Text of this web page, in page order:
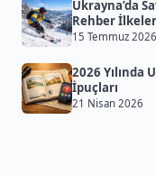
Ukrayna’da
Rehber İlkeler
15 Temmuz 2026
2026 Yılında
İpuçları
21 Nisan 2026